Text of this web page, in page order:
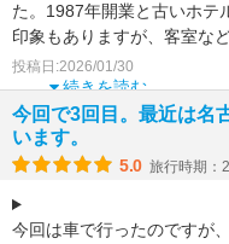
た。1987年開業と古いホテ
印象もありますが、客室な
おり、快適に
続きを読む
投稿日:2026/01/30
今回で3回目。最近は名
います。
5.0 旅行時期：
今回は車で行ったのですが